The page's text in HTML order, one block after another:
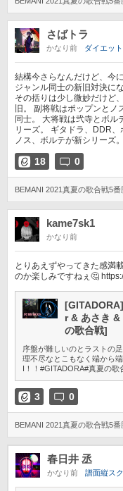
さばトラ
かなり前 ダイエッ
結構今さらなんだけど、今
ジャンル同士の新旧対決に
その括りは少し微妙だけど
旧。 副将戦はポップンと
同士。 大将戦は弐寺とボル
リーズ。 ギタドラ、DDR、
ノス、ボルテが新シリーズ。
18 0
BEMANI 2021真夏の歌合戦5番
kame7sk1
かなり前
とりあえずやってきた感満
のか楽しみですねぇ🤔
r & あさき
の歌合戦]
序盤が難しいのとラストの
理不尽なとこもなく端から
I！！#GITADORA#真夏の歌
3 0
BEMANI 2021真夏の歌合戦5番
春日井 丞
かなり前 譜面縦ス